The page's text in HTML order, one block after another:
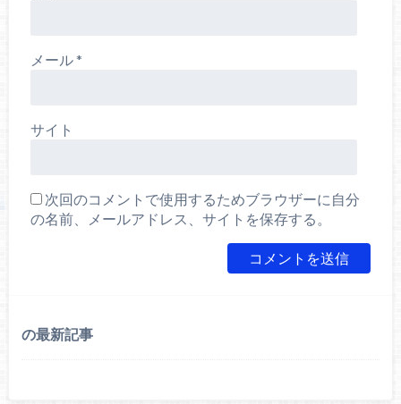
メール*
サイト
次回のコメントで使用するためブラウザーに自分
の名前、メールアドレス、サイトを保存する。
の最新記事